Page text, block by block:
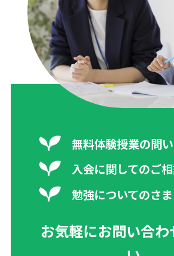
無料体験授業の問
入会に関してのご
勉強についてのさ
お気軽にお問い合わ